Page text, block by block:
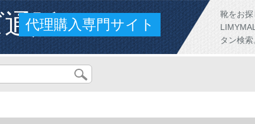
販
代理購入専門サイト
靴をお
タン検索